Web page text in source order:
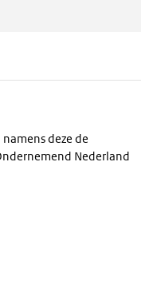
deze de
Nederland